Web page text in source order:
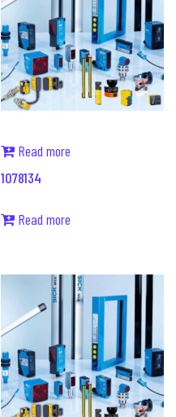
Read more
1078134
Read more